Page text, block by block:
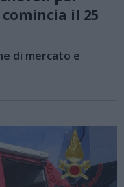
il 25
di mercato e